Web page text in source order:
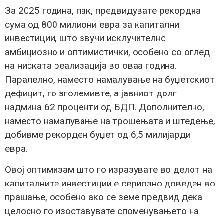
За 2025 година, пак, предвидувате рекордна
сума од 800 милиони евра за капитални
инвестиции, што звучи исклучително
амбициозно и оптимистички, особено со оглед
на ниската реализација во оваа година.
Паралелно, наместо намалување на буџетскиот
дефицит, го зголемивте, а јавниот долг
надмина 62 проценти од БДП. Дополнително,
наместо намалување на трошењата и штедење,
добивме рекорден буџет од 6,5 милијарди
евра.
Овој оптимизам што го изразувате во делот на
капиталните инвестиции е сериозно доведен во
прашање, особено ако се земе предвид дека
целосно го изоставувате споменувањето на